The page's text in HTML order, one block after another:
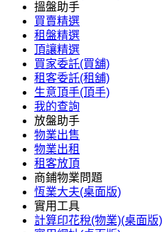
搵盤助手
買賣精選
租盤精選
頂讓精選
買家委託(買舖)
租客委託(租舖)
生意頂手(頂手)
我的查詢
放盤助手
物業出售
物業出租
租客放頂
商鋪物業問題
恆業大夫(桌面版)
實用工具
計算印花稅(物業)(桌面版)